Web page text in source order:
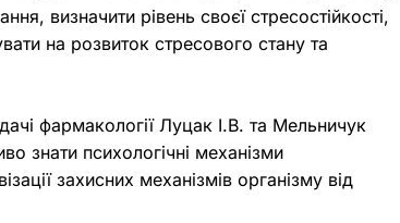
визначити рівень своєї стресостійкості,
на розвиток стресового стану та
фармакології Луцак І.В. та Мельничук
знати психологічні механізми
захисних механізмів організму від